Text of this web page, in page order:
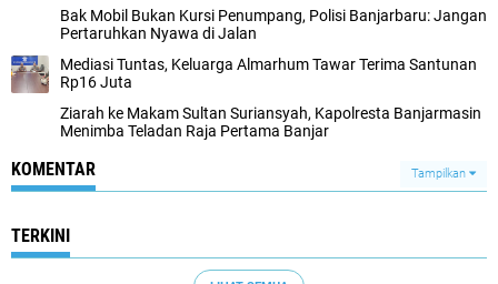
Bak Mobil Bukan Kursi Penumpang, Polisi Banjarbaru: Jangan
Pertaruhkan Nyawa di Jalan
Mediasi Tuntas, Keluarga Almarhum Tawar Terima Santunan
Rp16 Juta
Ziarah ke Makam Sultan Suriansyah, Kapolresta Banjarmasin
Menimba Teladan Raja Pertama Banjar
KOMENTAR Tampilkan
TERKINI